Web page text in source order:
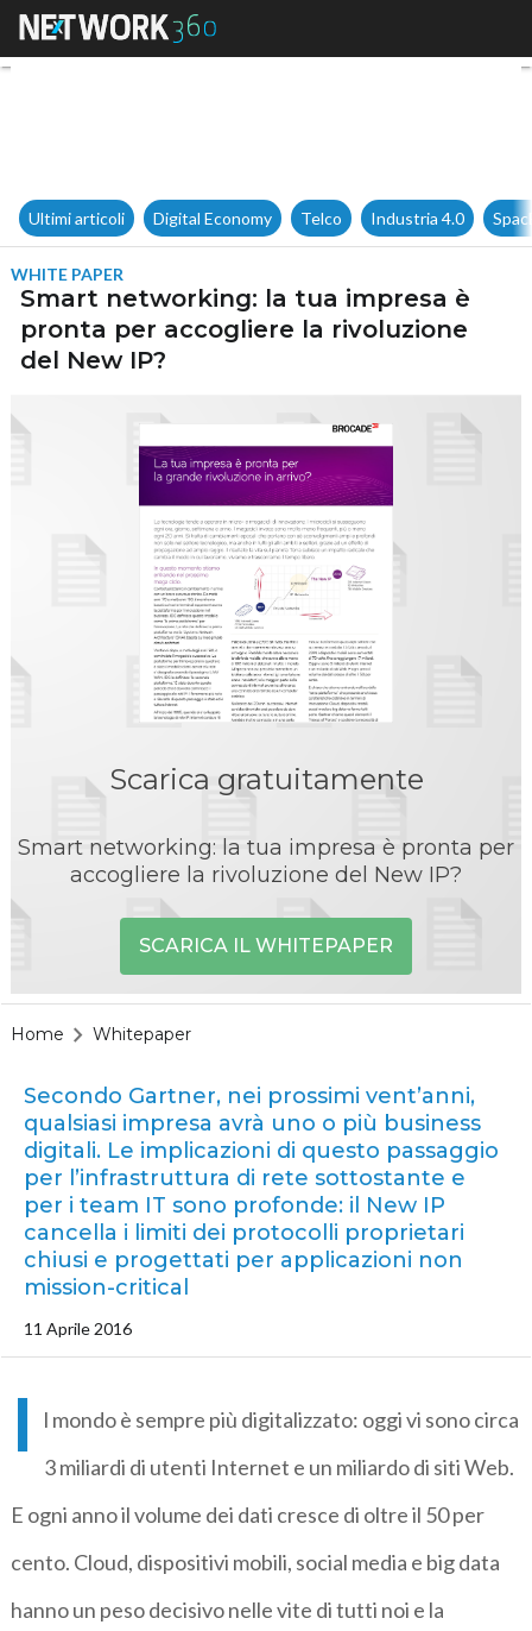
Smart networking: la tua
Ultimi articoli Digital Economy Telco Industria 4.0
WHITE PAPER
Smart networking: la tua impresa è
pronta per accogliere la rivoluzione
del New IP?
Scarica gratuitamente
Smart networking: la tua impresa è pronta per
accogliere la rivoluzione del New IP?
SCARICA IL WHITEPAPER
Home Whitepaper
Secondo Gartner, nei prossimi vent’anni,
qualsiasi impresa avrà uno o più business
digitali. Le implicazioni di questo passaggio
per l’infrastruttura di rete sottostante e
per i team IT sono profonde: il New IP
cancella i limiti dei protocolli proprietari
chiusi e progettati per applicazioni non
mission-critical
11 Aprile 2016
I
l mondo è sempre più digitalizzato: oggi vi sono circa
3 miliardi di utenti Internet e un miliardo di siti Web.
E ogni anno il volume dei dati cresce di oltre il 50 per
cento. Cloud, dispositivi mobili, social media e big data
hanno un peso decisivo nelle vite di tutti noi e la